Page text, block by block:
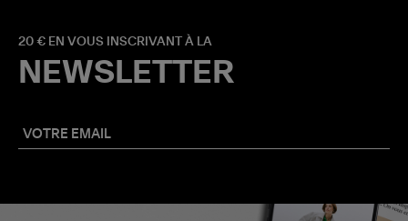
20 € EN VOUS INSCRIVANT À LA
NEWSLETTER